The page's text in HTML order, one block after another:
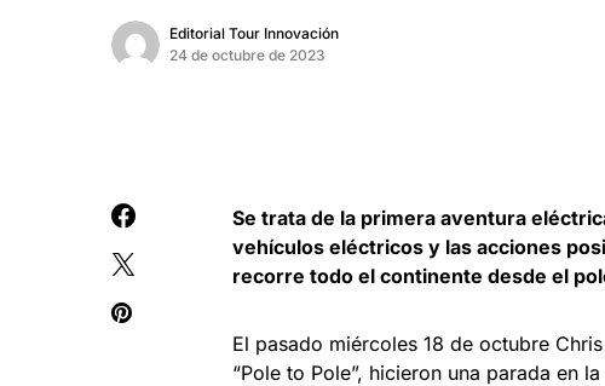
Editorial Tour Innovación
24 de octubre de 2023
Se trata de la primera aventura
vehículos eléctricos y las acciones
recorre todo el continente desde el
El pasado miércoles 18 de octubre
“Pole to Pole”, hicieron una parada en